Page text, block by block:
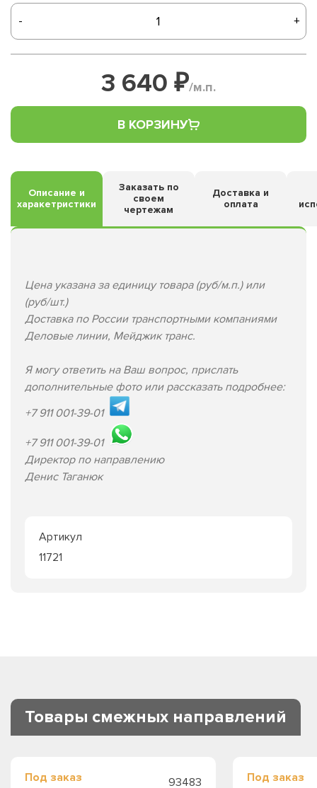
- +
3 640 ₽/м.п.
В КОРЗИНУ
Описание и
харакетристики
Заказать по
своем
чертежам
Доставка и
оплата
Цена указана за единицу товара (руб/м.п.) или
(руб/шт.)
Доставка по России транспортными компаниями
Деловые линии, Мейджик транс.
Я могу ответить на Ваш вопрос, прислать
дополнительные фото или рассказать подробнее:
+7 911 001-39-01
+7 911 001-39-01
Директор по направлению
Денис Таганюк
Артикул
11721
Товары смежных направлений
Под заказ 93483 Под заказ